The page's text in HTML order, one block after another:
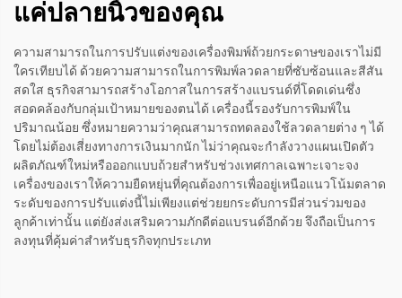
แค่ปลายนิ้วของคุณ
ความสามารถในการปรับแต่งของเครื่องพิมพ์ถ้วยกระดาษของเราไม่มี
ใครเทียบได้ ด้วยความสามารถในการพิมพ์ลวดลายที่ซับซ้อนและสีสัน
สดใส ธุรกิจสามารถสร้างโอกาสในการสร้างแบรนด์ที่โดดเด่นซึ่ง
สอดคล้องกับกลุ่มเป้าหมายของตนได้ เครื่องนี้รองรับการพิมพ์ใน
ปริมาณน้อย ซึ่งหมายความว่าคุณสามารถทดลองใช้ลวดลายต่าง ๆ ได้
โดยไม่ต้องเสี่ยงทางการเงินมากนัก ไม่ว่าคุณจะกำลังวางแผนเปิดตัว
ผลิตภัณฑ์ใหม่หรือออกแบบถ้วยสำหรับช่วงเทศกาลเฉพาะเจาะจง
เครื่องของเราให้ความยืดหยุ่นที่คุณต้องการเพื่ออยู่เหนือแนวโน้มตลาด
ระดับของการปรับแต่งนี้ไม่เพียงแต่ช่วยยกระดับการมีส่วนร่วมของ
ลูกค้าเท่านั้น แต่ยังส่งเสริมความภักดีต่อแบรนด์อีกด้วย จึงถือเป็นการ
ลงทุนที่คุ้มค่าสำหรับธุรกิจทุกประเภท